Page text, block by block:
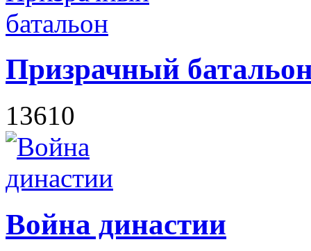
Призрачный
13610
Война династии